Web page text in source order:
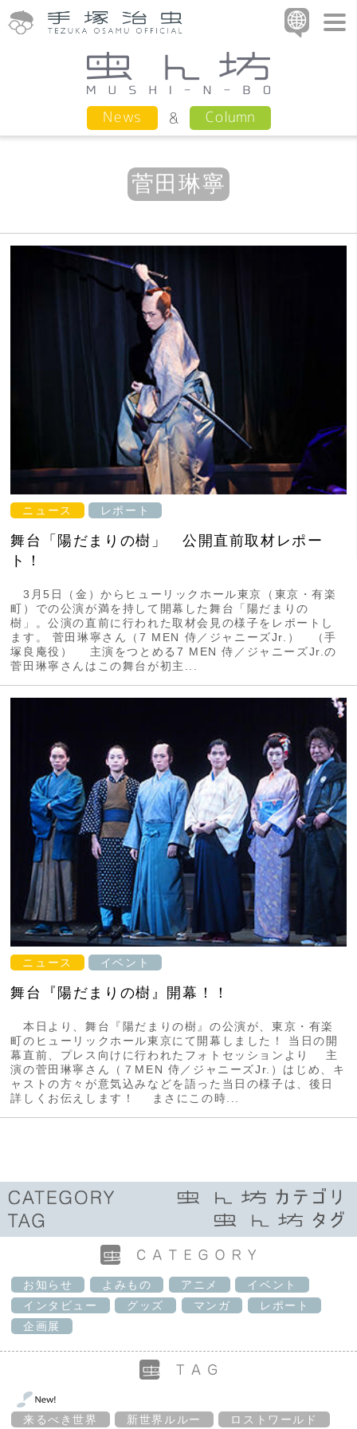
News Column
菅田琳寧
ニュース レポート
舞台「陽だまりの樹」 公開直前取材レポー
ト！
3月5日（金）からヒューリックホール東京（東京・有楽
町）での公演が満を持して開幕した舞台「陽だまりの
樹」。公演の直前に行われた取材会見の様子をレポートし
ます。 菅田琳寧さん（7 MEN 侍／ジャニーズJr.） （手
塚良庵役） 主演をつとめる7 MEN 侍／ジャニーズJr.の
菅田琳寧さんはこの舞台が初主...
ニュース イベント
舞台『陽だまりの樹』開幕！！
本日より、舞台『陽だまりの樹』の公演が、東京・有楽
町のヒューリックホール東京にて開幕しました！ 当日の開
幕直前、プレス向けに行われたフォトセッションより 主
演の菅田琳寧さん（７MEN 侍／ジャニーズJr.）はじめ、キ
ャストの方々が意気込みなどを語った当日の様子は、後日
詳しくお伝えします！ まさにこの時...
お知らせ よみもの アニメ
イベント
インタビュー
グッズ マンガ
レポート
企画展
来るべき世界 新世界ルルー ロストワールド